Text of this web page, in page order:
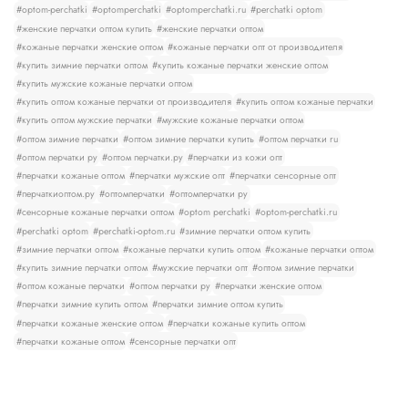
#optom-perchatki #optomperchatki #optomperchatki.ru #perchatki optom
#женские перчатки оптом купить #женские перчатки оптом
#кожаные перчатки женские оптом #кожаные перчатки опт от производителя
#купить зимние перчатки оптом #купить кожаные перчатки женские оптом
#купить мужские кожаные перчатки оптом
#купить оптом кожаные перчатки от производителя #купить оптом кожаные перчатки
#купить оптом мужские перчатки #мужские кожаные перчатки оптом
#оптом зимние перчатки #оптом зимние перчатки купить #оптом перчатки ru
#оптом перчатки ру #оптом перчатки.ру #перчатки из кожи опт
#перчатки кожаные оптом #перчатки мужские опт #перчатки сенсорные опт
#перчаткиоптом.ру #оптомперчатки #оптомперчатки ру
#сенсорные кожаные перчатки оптом #optom perchatki #optom-perchatki.ru
#perchatki optom #perchatki-optom.ru #зимние перчатки оптом купить
#зимние перчатки оптом #кожаные перчатки купить оптом #кожаные перчатки оптом
#купить зимние перчатки оптом #мужские перчатки опт #оптом зимние перчатки
#оптом кожаные перчатки #оптом перчатки ру #перчатки женские оптом
#перчатки зимние купить оптом #перчатки зимние оптом купить
#перчатки кожаные женские оптом #перчатки кожаные купить оптом
#перчатки кожаные оптом #сенсорные перчатки опт